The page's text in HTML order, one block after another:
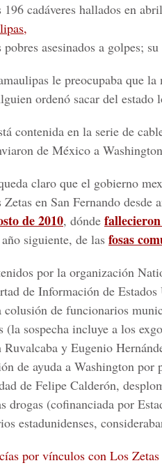
cadáveres hallados en
pobres asesinados a golpes;
le preocupaba que
ordenó sacar del estado
contenida en la serie de
de México a
claro que el gobierno
en San Fernando desde
de 2010, dónde
siguiente, de las fosas
por la organización
de Información de
de funcionarios
sospecha incluye a los
y Eugenio
de ayuda a Washington por
de Felipe Calderón,
drogas (cofinanciada por
estadunidenses,
por vínculos con Los Zetas